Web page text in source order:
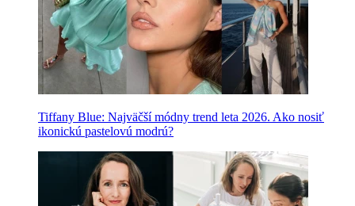
Tiffany Blue: Najväčší módny trend leta 2026. Ako nosiť
ikonickú pastelovú modrú?